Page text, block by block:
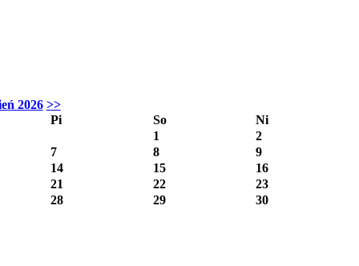
2026 >>
Pi
So
Ni
1
2
7
8
9
14
15
16
21
22
23
28
29 30